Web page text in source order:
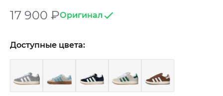
17 900 ₽Оригинал
Доступные цвета: